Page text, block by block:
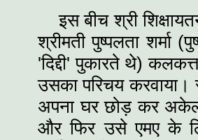
इस बीच श्री
श्रीमती पुष्पलता शर्मा
'दिद्दी' पुकारते थे)
उसका परिचय
अपना घर छोड़ कर
और फिर उसे एमए के